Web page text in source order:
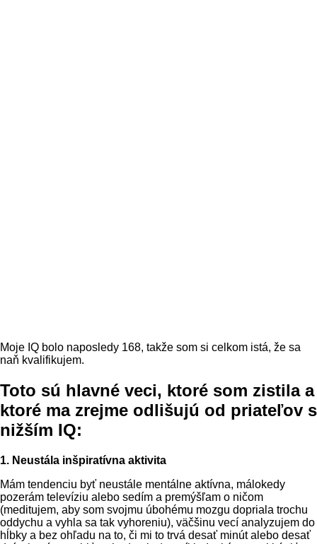
Moje IQ bolo naposledy 168, takže som si celkom istá, že sa
naň kvalifikujem.
Toto sú hlavné veci, ktoré som zistila a
ktoré ma zrejme odlišujú od priateľov s
nižším IQ:
1. Neustála inšpiratívna aktivita
Mám tendenciu byť neustále mentálne aktívna, málokedy
pozerám televíziu alebo sedím a premýšľam o ničom
(meditujem, aby som svojmu úbohému mozgu dopriala trochu
oddychu a vyhla sa tak vyhoreniu), väčšinu vecí analyzujem do
hĺbky a bez ohľadu na to, či mi to trvá desať minút alebo desať